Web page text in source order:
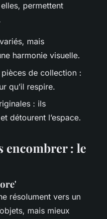
permettent
mais
harmonie visuelle.
pièces de collection :
qu’il respire.
: ils
détourent l’espace.
encombrer : le
résolument vers un
mais mieux